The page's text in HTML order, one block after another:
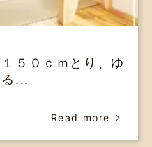
５０ｃｍとり、ゆ
...
Read more